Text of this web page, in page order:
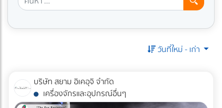
วันที่ใหม่ - เก่า
บริษัท สยาม อิเคอุจิ จำกัด
เครื่องจักรและอุปกรณ์อื่นๆ